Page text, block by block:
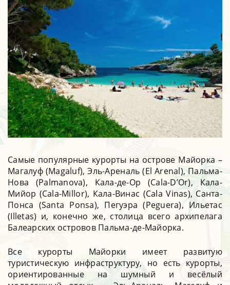
Самые популярные курорты на острове Майорка –
Магалуф (Magaluf), Эль-Ареналь (El Arenal), Пальма-
Нова (Palmanova), Кала-де-Ор (Cala-D’Or), Кала-
Мийор (Cala-Millor), Кала-Винас (Cala Vinas), Санта-
Понса (Santa Ponsa), Пегуэра (Peguera), Ильетас
(Illetas) и, конечно же, столица всего архипелага
Балеарских островов Пальма-де-Майорка.
Все курорты Майорки имеет развитую
туристическую инфраструктуру, но есть курорты,
ориентированные на шумный и весёлый